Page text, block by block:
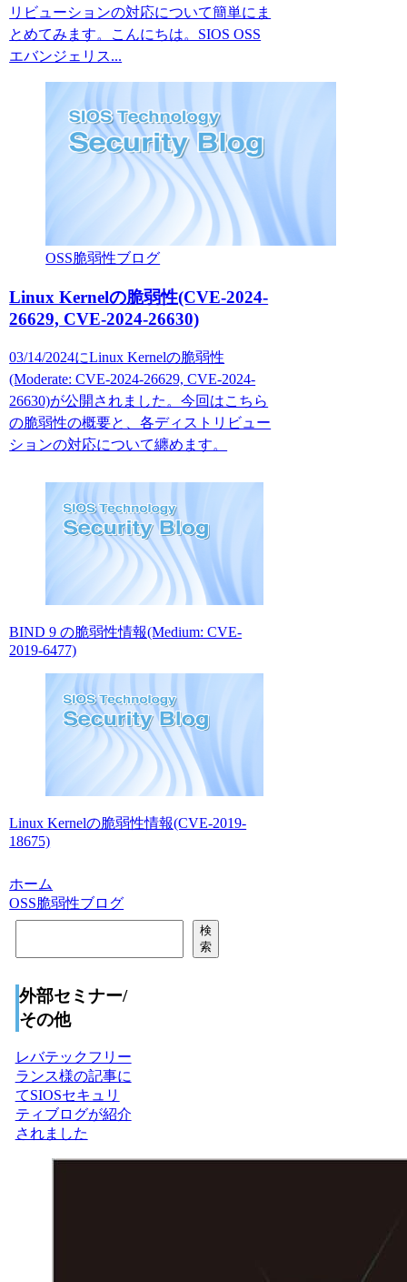
リビューションの対応について簡単にま
とめてみます。こんにちは。SIOS OSS
エバンジェリス...
OSS脆弱性ブログ
Linux Kernelの脆弱性(CVE-2024-
26629, CVE-2024-26630)
03/14/2024にLinux Kernelの脆弱性
(Moderate: CVE-2024-26629, CVE-2024-
26630)が公開されました。今回はこちら
の脆弱性の概要と、各ディストリビュー
ションの対応について纏めます。
BIND 9 の脆弱性情報(Medium: CVE-
2019-6477)
Linux Kernelの脆弱性情報(CVE-2019-
18675)
ホーム
OSS脆弱性ブログ
検
索
外部セミナー/
その他
レバテックフリー
ランス様の記事に
てSIOSセキュリ
ティブログが紹介
されました